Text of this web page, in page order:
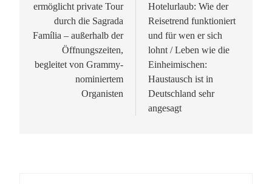
ermöglicht private Tour
durch die Sagrada
Família – außerhalb der
Öffnungszeiten,
begleitet von Grammy-
nominiertem
Organisten
Hotelurlaub: Wie der
Reisetrend funktioniert
und für wen er sich
lohnt / Leben wie die
Einheimischen:
Haustausch ist in
Deutschland sehr
angesagt